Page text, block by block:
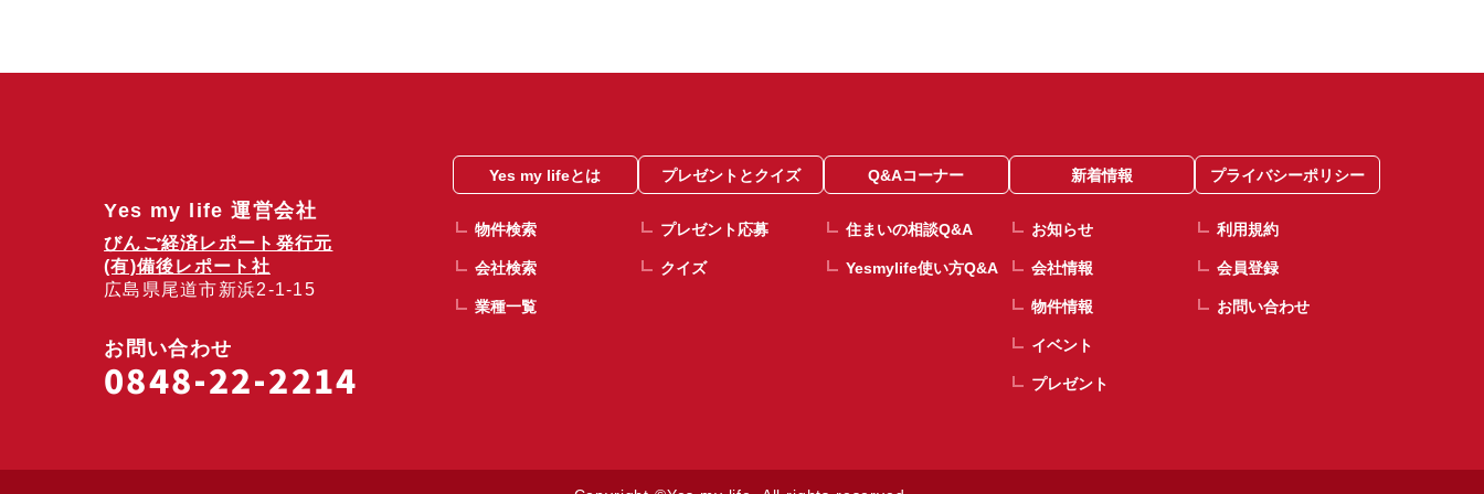
Yes my life 運営会社
びんご経済レポート発行元
(有)備後レポート社
広島県尾道市新浜2-1-15
お問い合わせ
0848-22-2214
Yes my lifeとは
物件検索
会社検索
業種一覧
プレゼントとクイズ
プレゼント応募
クイズ
Q&Aコーナー
住まいの相談Q&A
Yesmylife使い方Q&A
新着情報
お知らせ
会社情報
物件情報
イベント
プレゼント
プライバシーポリシー
利用規約
会員登録
お問い合わせ